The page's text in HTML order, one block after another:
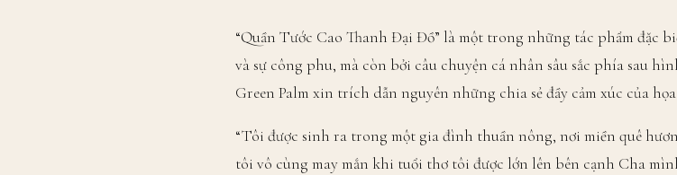
“Quần Tước Cao Thanh Đại Đồ” là một trong những tác phẩm đặc
và sự công phu, mà còn bởi câu chuyện cá nhân sâu sắc phía sau
Green Palm xin trích dẫn nguyên những chia sẻ đầy cảm xúc của
“Tôi được sinh ra trong một gia đình thuần nông, nơi miền quê
tôi vô cùng may mắn khi tuổi thơ tôi được lớn lên bên cạnh Cha